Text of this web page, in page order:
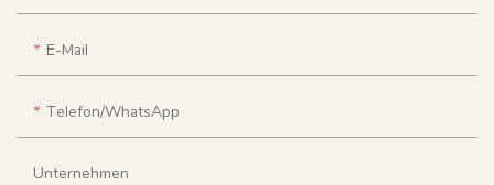
E-Mail
Telefon/WhatsApp
Unternehmen